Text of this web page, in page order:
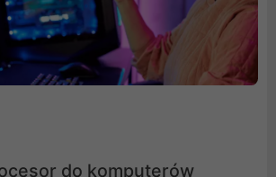
do komputerów